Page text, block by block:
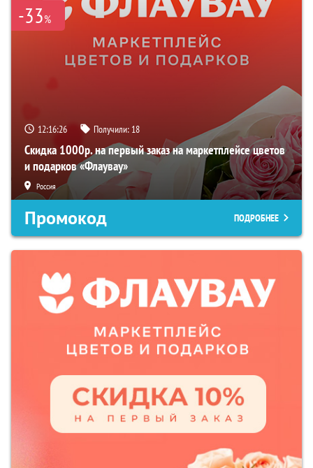
-33%
12:16:25 Получили: 18
Скидка 1000р. на первый заказ на маркетплейсе цветов
и подарков «Флаувау»
Россия
Промокод ПОДРОБНЕЕ